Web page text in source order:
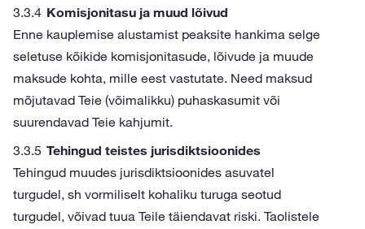
Komisjonitasu ja muud lõivud
Enne kauplemise alustamist peaksite hankima selge
seletuse kõikide komisjonitasude, lõivude ja muude
maksude kohta, mille eest vastutate. Need maksud
mõjutavad Teie (võimalikku) puhaskasumit või
suurendavad Teie kahjumit.
Tehingud teistes jurisdiktsioonides
Tehingud muudes jurisdiktsioonides asuvatel
turgudel, sh vormiliselt kohaliku turuga seotud
turgudel, võivad tuua Teile täiendavat riski. Taolistele